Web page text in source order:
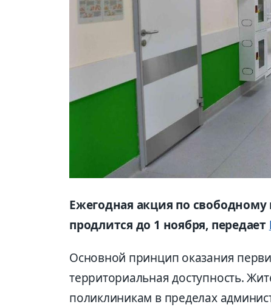
Ежегодная акция по
продлится до 1 ноября, передает
Основной принцип оказания
территориальная доступность.
поликлиникам в пределах